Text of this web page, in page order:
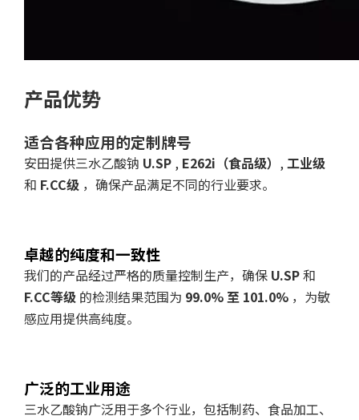
产品优势
适合各种应用的定制牌号
安田提供三水乙酸钠 U.SP , E262i（食品级） ,工业级
和 F.CC级 ，确保产品满足不同的行业要求。
卓越的纯度和一致性
我们的产品经过严格的质量控制生产，确保 U.SP和
F.CC等级 的检测结果范围为 99.0% 至 101.0% ，为敏
感应用提供高纯度。
广泛的工业用途
三水乙酸钠广泛用于多个行业，包括制药、食品加工、